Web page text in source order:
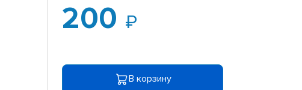
200
В корзину